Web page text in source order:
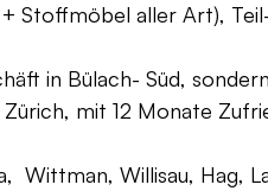
Stoffmöbel aller Art),
in Bülach- Süd,
mit 12 Monate
Willisau, Hag,